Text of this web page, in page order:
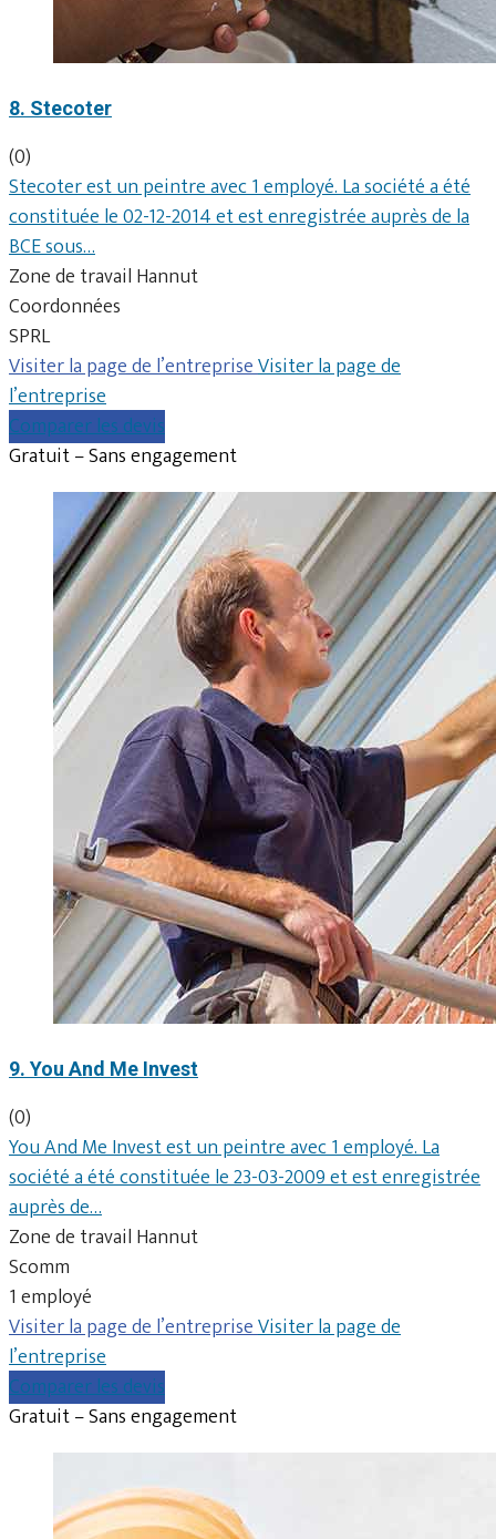
8. Stecoter
(0)
Stecoter est un peintre avec 1 employé. La société a été
constituée le 02-12-2014 et est enregistrée auprès de la
BCE sous…
Zone de travail Hannut
Coordonnées
SPRL
Visiter la page de l’entrepriseVisiter la page de
l’entreprise
Comparer les devis
Gratuit – Sans engagement
9. You And Me Invest
(0)
You And Me Invest est un peintre avec 1 employé. La
société a été constituée le 23-03-2009 et est enregistrée
auprès de…
Zone de travail Hannut
Scomm
1 employé
Visiter la page de l’entrepriseVisiter la page de
l’entreprise
Comparer les devis
Gratuit – Sans engagement